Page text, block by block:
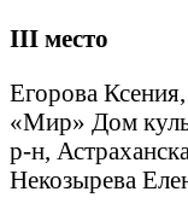
III место
Егорова
«Мир» Дом
р-н,
Некозырева